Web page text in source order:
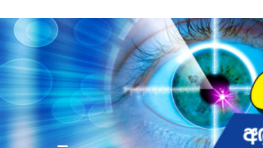
to
contentvinivida.lk